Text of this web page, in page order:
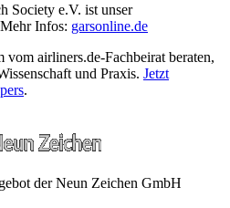
Society e.V. ist unser
Infos: garsonline.de
airliners.de-Fachbeirat beraten,
und Praxis. Jetzt
.
der Neun Zeichen GmbH